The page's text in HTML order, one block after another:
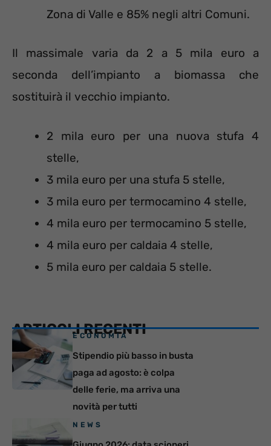
Zona di Valle e 85% negli altri Comuni.
Il massimale varia da 2 a 5 mila euro a
seconda dell’impianto a biomassa che
sostituirà il vecchio impianto.
2 mila euro per una nuova stufa 4
stelle,
3 mila euro per una stufa 5 stelle,
3 mila euro per termocamino 4 stelle,
4 mila euro per termocamino 5 stelle,
4 mila euro per caldaia 4 stelle,
5 mila euro per caldaia 5 stelle.
ARTICOLI RECENTI
ECONOMIA
Stipendio più basso in busta
paga ad agosto: è colpa
delle ferie, ma arriva una
novità per tutti
NEWS